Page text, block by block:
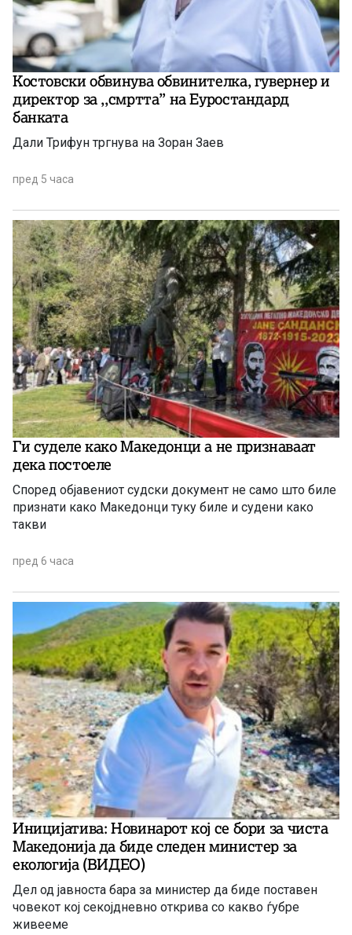
Костовски обвинува обвинителка, гувернер и
директор за ,,смртта” на Еуростандард
банката
Дали Трифун тргнува на Зоран Заев
пред 5 часа
Ги суделе како Македонци а не признаваат
дека постоеле
Според објавениот судски документ не само што биле
признати како Македонци туку биле и судени како
такви
пред 6 часа
Иницијатива: Новинарот кој се бори за чиста
Македонија да биде следен министер за
екологија (ВИДЕО)
Дел од јавноста бара за министер да биде поставен
човекот кој секојдневно открива со какво ѓубре
живееме